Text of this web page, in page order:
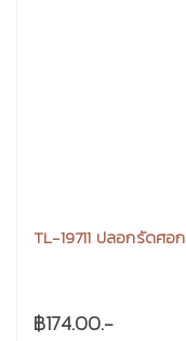
TL-19711 ปลอกรัดศอก
฿174.00.-